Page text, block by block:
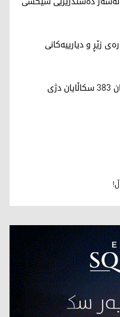
زێڕ و دیارییەکانی
یەکێتیی پیاوان: لە شەش مانگدا پیاوان 383 سکاڵایان دژی